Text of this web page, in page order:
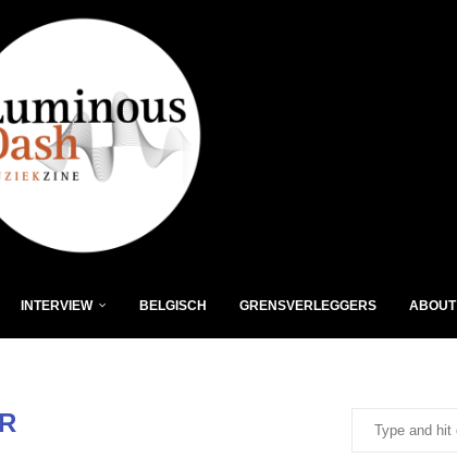
INTERVIEW BELGISCH GRENSVERLEGGERS ABOUT